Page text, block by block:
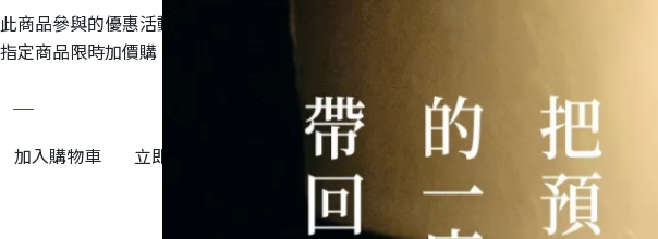
此商品參與的優惠活動
指定商品限時加價購
加入購物車 立即購買